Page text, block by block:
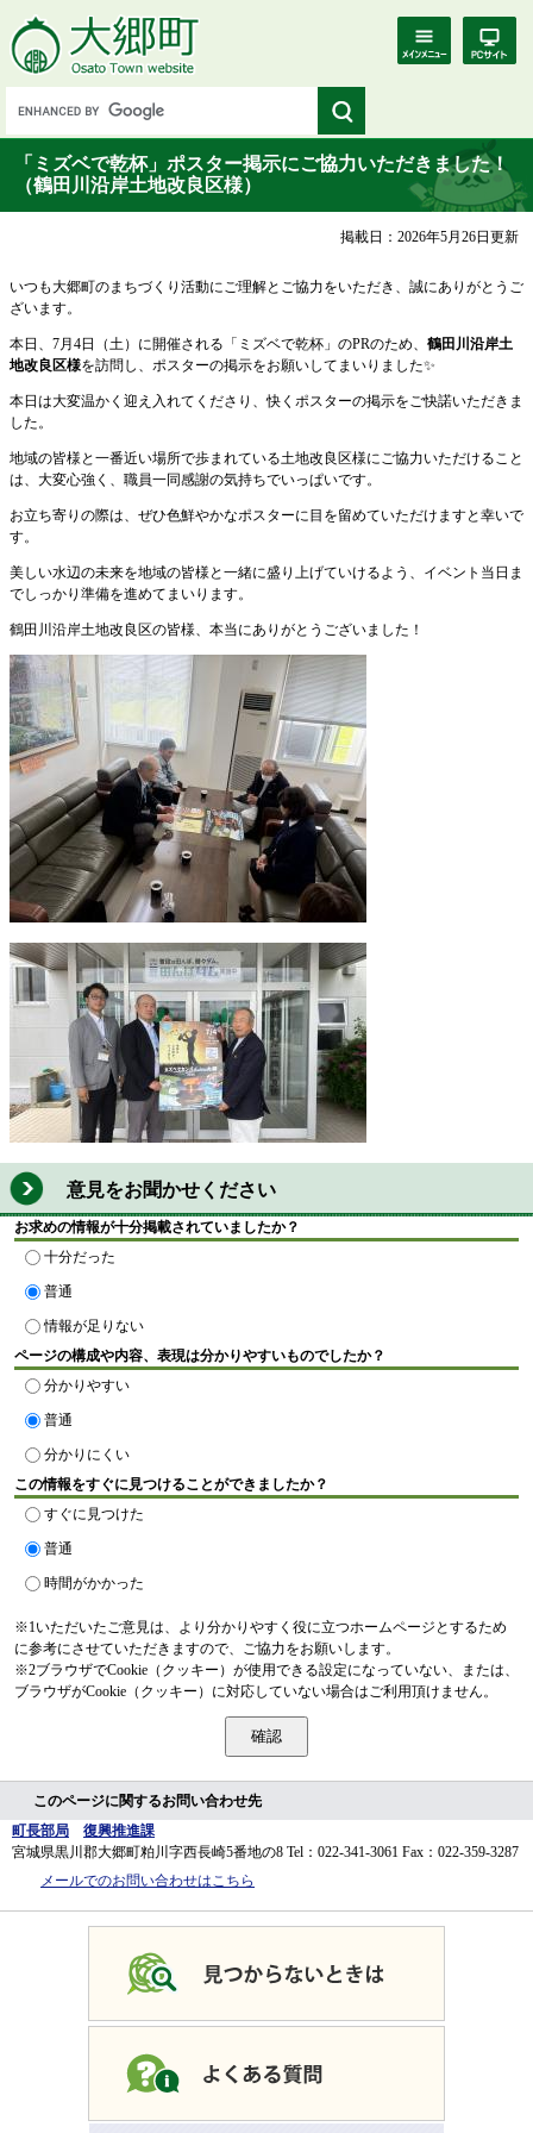
「ミズベで乾杯」ポスター掲示にご協力いただきました！
（鶴田川沿岸土地改良区様）
掲載日：2026年5月26日更新
いつも大郷町のまちづくり活動にご理解とご協力をいただき、誠にありがとうご
ざいます。
本日、7月4日（土）に開催される「ミズベで乾杯」のPRのため、 鶴田川沿岸土
地改良区様を訪問し、ポスターの掲示をお願いしてまいりました✨
本日は大変温かく迎え入れてくださり、快くポスターの掲示をご快諾いただきま
した。
地域の皆様と一番近い場所で歩まれている土地改良区様にご協力いただけること
は、大変心強く、職員一同感謝の気持ちでいっぱいです。
お立ち寄りの際は、ぜひ色鮮やかなポスターに目を留めていただけますと幸いで
す。
美しい水辺の未来を地域の皆様と一緒に盛り上げていけるよう、イベント当日ま
でしっかり準備を進めてまいります。
鶴田川沿岸土地改良区の皆様、本当にありがとうございました！
意見をお聞かせください
お求めの情報が十分掲載されていましたか？
十分だった
普通
情報が足りない
ページの構成や内容、表現は分かりやすいものでしたか？
分かりやすい
普通
分かりにくい
この情報をすぐに見つけることができましたか？
すぐに見つけた
普通
時間がかかった
※1いただいたご意見は、より分かりやすく役に立つホームページとするため
に参考にさせていただきますので、ご協力をお願いします。
※2ブラウザでCookie（クッキー）が使用できる設定になっていない、または、
ブラウザがCookie（クッキー）に対応していない場合はご利用頂けません。
このページに関するお問い合わせ先
町長部局
復興推進課
宮城県黒川郡大郷町粕川字西長崎5番地の8 Tel：022-341-3061 Fax：022-359-3287
メールでのお問い合わせはこちら